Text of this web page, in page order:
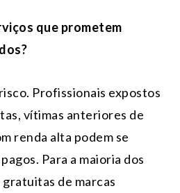
que prometem
Profissionais expostos
vítimas anteriores de
renda alta podem se
Para a maioria dos
de marcas